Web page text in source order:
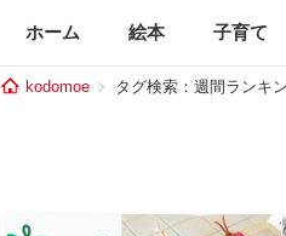
ホーム 絵本 子育て
kodomoe タグ検索：週間ランキ